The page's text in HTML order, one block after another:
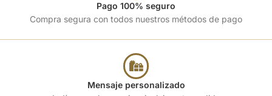
Pago 100% seguro
Compra segura con todos nuestros métodos de pago
Mensaje personalizado